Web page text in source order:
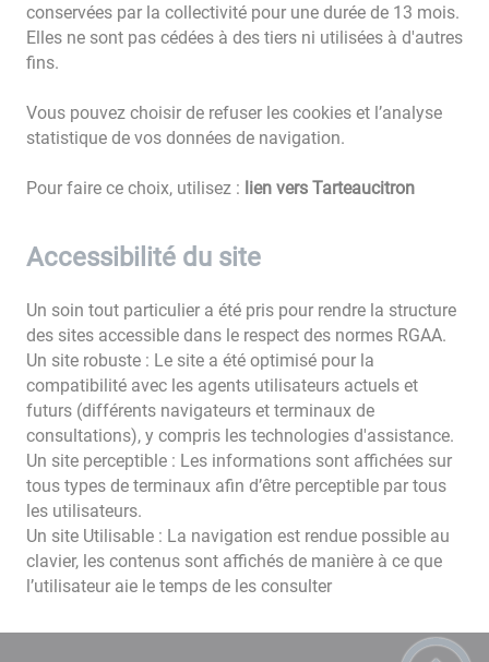
conservées par la collectivité pour une durée de 13 mois.
Elles ne sont pas cédées à des tiers ni utilisées à d'autres
fins.
Vous pouvez choisir de refuser les cookies et l’analyse
statistique de vos données de navigation.
Pour faire ce choix, utilisez : lien vers Tarteaucitron
Accessibilité du site
Un soin tout particulier a été pris pour rendre la structure
des sites accessible dans le respect des normes RGAA.
Un site robuste : Le site a été optimisé pour la
compatibilité avec les agents utilisateurs actuels et
futurs (différents navigateurs et terminaux de
consultations), y compris les technologies d'assistance.
Un site perceptible : Les informations sont affichées sur
tous types de terminaux afin d’être perceptible par tous
les utilisateurs.
Un site Utilisable : La navigation est rendue possible au
clavier, les contenus sont affichés de manière à ce que
l’utilisateur aie le temps de les consulter